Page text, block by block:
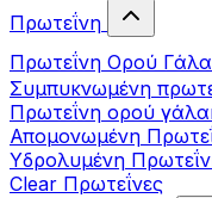
Πρωτεΐνη
Πρωτεΐνη Ορού
Συμπυκνωμένη
Πρωτεΐνη ορού
Απομονωμένη
Υδρολυμένη
Clear Πρωτεΐνες